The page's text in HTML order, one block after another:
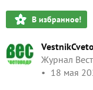
В избранное!
Журнал
18 мая